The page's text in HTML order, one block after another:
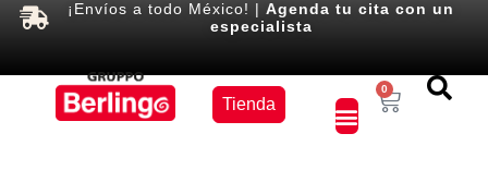
¡Envíos a todo México! |Agenda tu cita con un
especialista
Tienda
0